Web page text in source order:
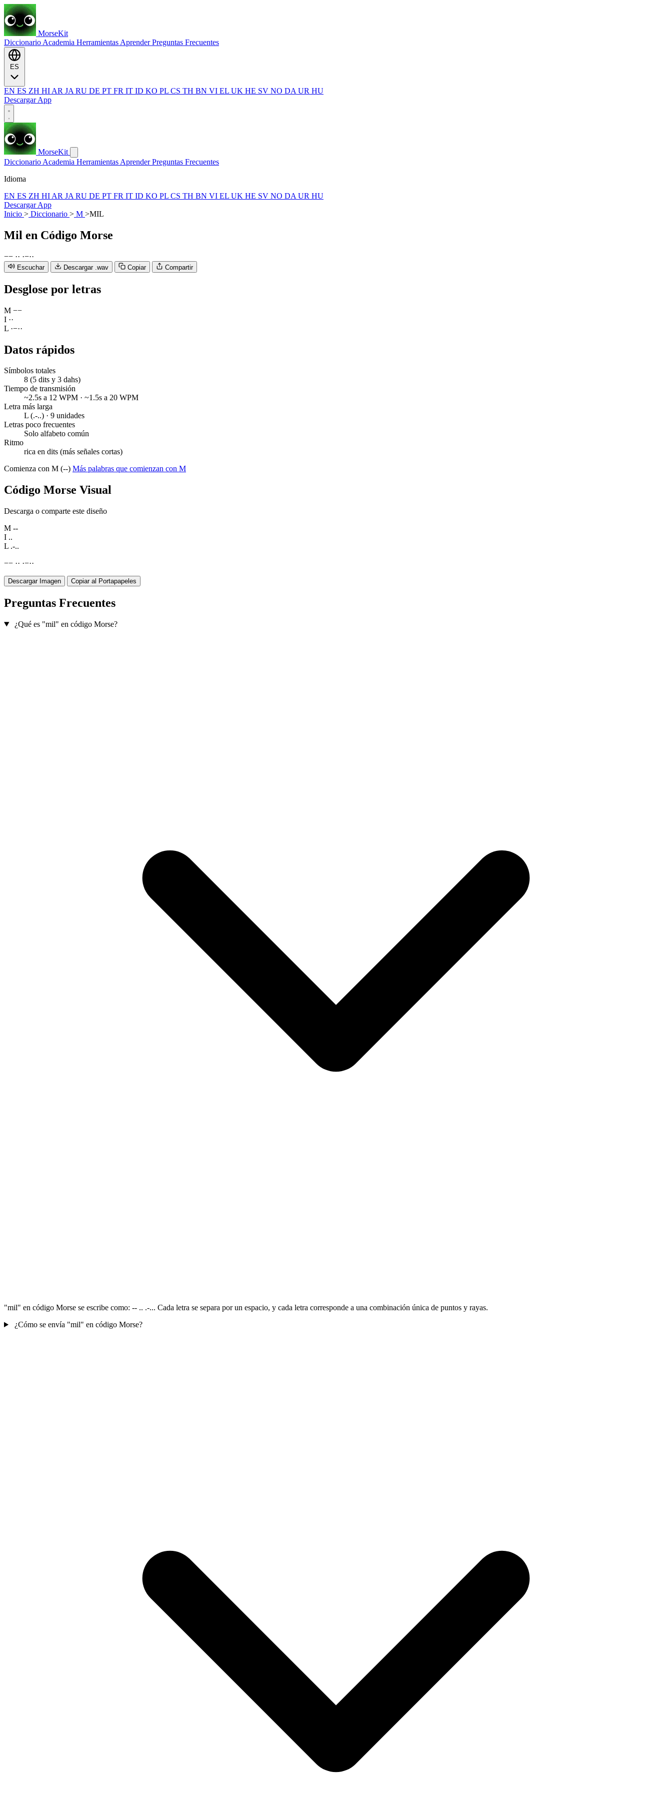
MorseKit
Diccionario Academia Herramientas AprenderPreguntas Frecuentes
EN ES ZH HI AR JA RU DE PT FR IT ID KO PL CS TH BN VI EL UK HE SV NO DA UR HU
Descargar App
MorseKit
Diccionario Academia Herramientas AprenderPreguntas Frecuentes
Idioma
EN ES ZH HI AR JA RU DE PT FR IT ID KO PL CS TH BN VI EL UK HE SV NO DA UR HU
Descargar App
Inicio > Diccionario > M >MIL
Mil en Código Morse
−− ·· ·−··
Escuchar Descargar .wav Copiar Compartir
Desglose por letras
M −−
I ··
L ·−··
Datos rápidos
Símbolos totales
8 (5 dits y 3 dahs)
Tiempo de transmisión
~2.5s a 12 WPM · ~1.5s a 20 WPM
Letra más larga
L (.-..) · 9 unidades
Letras poco frecuentes
Solo alfabeto común
Ritmo
rica en dits (más señales cortas)
Comienza con M (--) Más palabras que comienzan con M
Código Morse Visual
Descarga o comparte este diseño
M --
I ..
L .-..
−− ·· ·−··
Descargar Imagen Copiar al Portapapeles
Preguntas Frecuentes
¿Qué es "mil" en código Morse?
"mil" en código Morse se escribe como: -- .. .-... Cada letra se separa por un espacio, y cada letra corresponde a una combinación única de puntos y rayas.
¿Cómo se envía "mil" en código Morse?